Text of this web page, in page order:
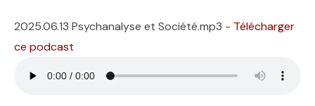
2025.06.13 Psychanalyse et Société.mp3 - Télécharger
ce podcast